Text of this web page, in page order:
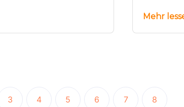
Mehr
3 4 5 6 7 8